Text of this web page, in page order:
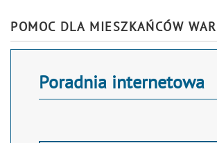
POMOC DLA MIESZKAŃCÓW
Poradnia internetowa